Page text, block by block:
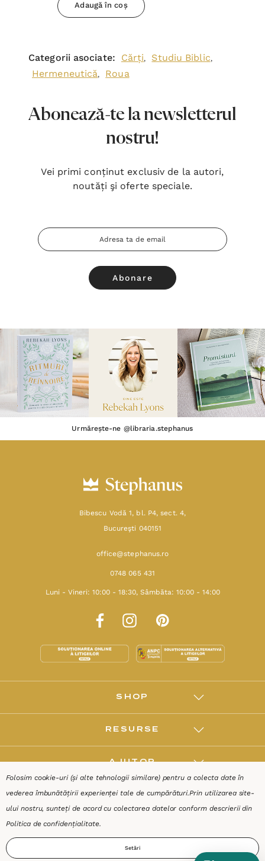
Adaugă în coș
Categorii asociate: Cărți, Studiu Biblic,
Hermeneutică, Roua
Abonează-te la newsletterul
nostru!
Vei primi conținut exclusiv de la autori,
noutăți şi oferte speciale.
Adresa
Email
Urmărește-ne @libraria.stephanus
Bibescu Vodă 1, bl. P4, sect. 4,
Bucureşti 040151
office@stephanus.ro
0748 065 431
Luni - Vineri: 10:00 - 18:30, Sâmbăta: 10:00 - 14:00
SHOP
RESURSE
AJUTOR
DESPRE
Folosim cookie-uri (și alte tehnologii similare) pentru a colecta date în
vederea îmbunătățirii experienței tale de cumpărături.Prin utilizarea site-
ului nostru, sunteți de acord cu colectarea datelor conform descrierii din
Politica de confidențialitate.
Setări